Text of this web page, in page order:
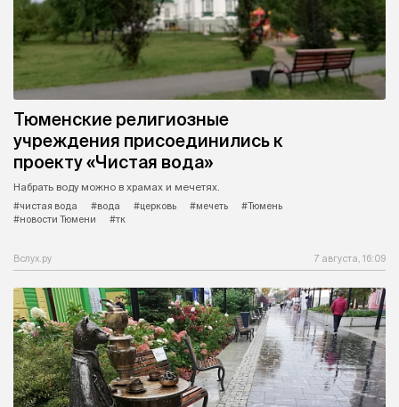
Тюменские религиозные
учреждения присоединились к
проекту «Чистая вода»
Набрать воду можно в храмах и мечетях.
#чистая вода
#вода #церковь #мечеть
#Тюмень
#новости Тюмени
#тк
Вслух.ру 7 августа, 16:09